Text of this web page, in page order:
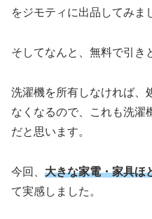
をジモティに出品してみま
そしてなんと、無料で引き
洗濯機を所有しなければ、
なくなるので、これも洗濯
だと思います。
今回、 大きな家電・家具ほ
て実感しました。